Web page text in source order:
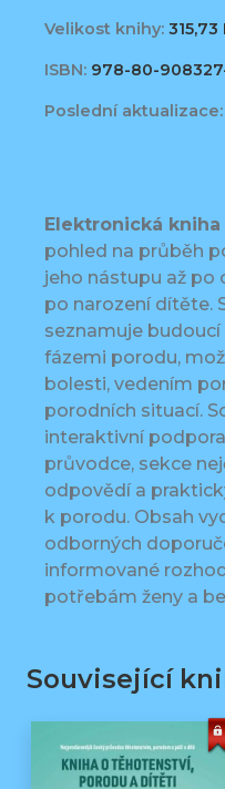
Velikost knihy: 315,73
ISBN: 978-80-
Poslední aktualizace:
Elektronická kniha
pohled na průběh
jeho nástupu až
po narození dítěte.
seznamuje
fázemi porodu,
bolesti, vedením
porodních situací.
interaktivní
průvodce, sekce
odpovědí a
k porodu. Obsah
odborných
informované
potřebám ženy a
Související